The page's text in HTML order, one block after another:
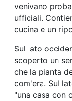
venivano
ufficiali.
cucina e un
Sul lato
scoperto un
che la pianta
com'era. Sul
"una casa con